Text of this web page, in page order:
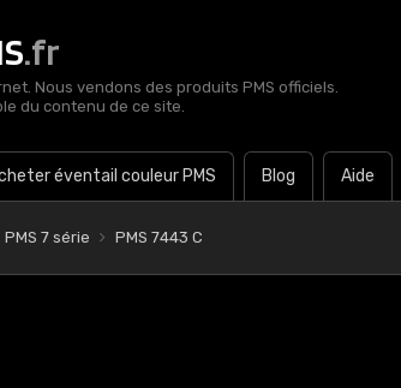
.fr
Nous vendons des produits PMS officiels.
du contenu de ce site.
éventail couleur PMS Blog Aide
PMS 7 série PMS 7443 C